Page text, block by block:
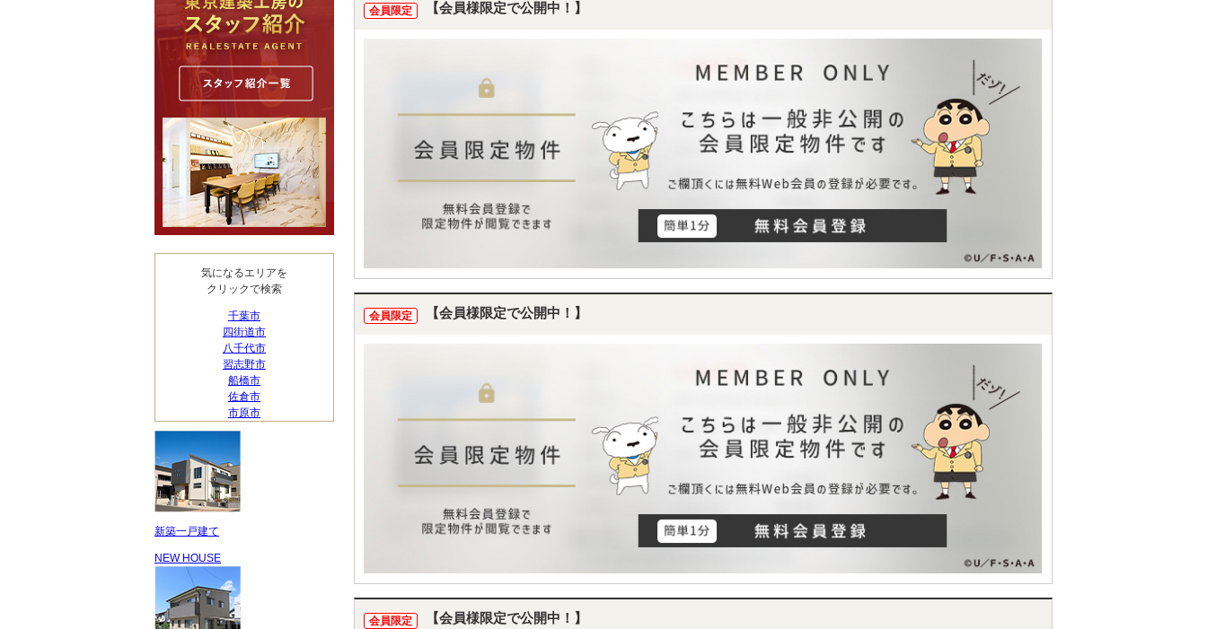
会員限定 【会員様限定で公開中！】
会員限定 【会員様限定で公開中！】
会員限定 【会員様限定で公開中！】
気になるエリアを
クリックで検索
千葉市
四街道市
八千代市
習志野市
船橋市
佐倉市
市原市
新築一戸建て
NEW HOUSE